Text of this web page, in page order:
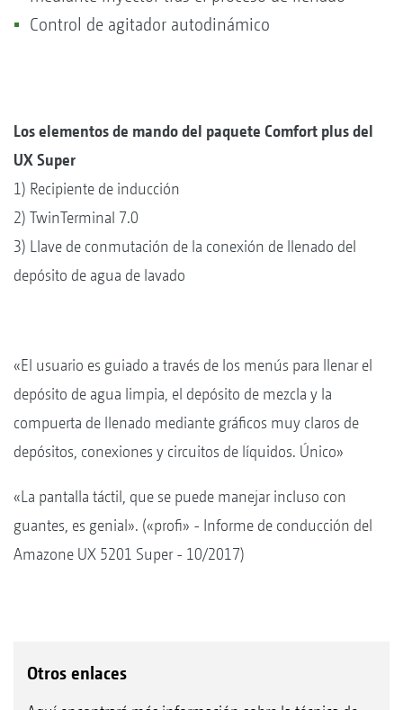
Control de agitador autodinámico
Los elementos de mando del paquete Comfort plus del
UX Super
1) Recipiente de inducción
2) TwinTerminal 7.0
3) Llave de conmutación de la conexión de llenado del
depósito de agua de lavado
«El usuario es guiado a través de los menús para llenar el
depósito de agua limpia, el depósito de mezcla y la
compuerta de llenado mediante gráficos muy claros de
depósitos, conexiones y circuitos de líquidos. Único»
«La pantalla táctil, que se puede manejar incluso con
guantes, es genial». («profi» - Informe de conducción del
Amazone UX 5201 Super - 10/2017)
Otros enlaces